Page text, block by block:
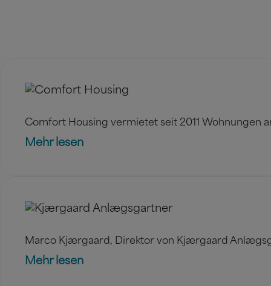
Comfort Housing vermietet seit 2011 Wohnungen
Mehr lesen
Marco Kjærgaard, Direktor von Kjærgaard
Mehr lesen